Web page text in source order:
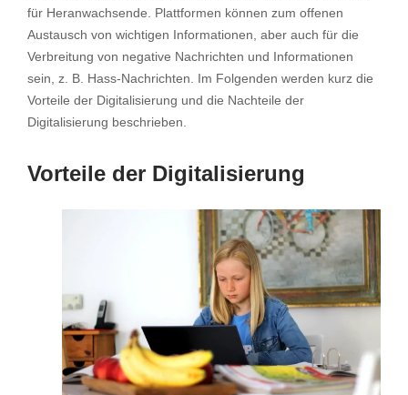
für Heranwachsende. Plattformen können zum offenen
Austausch von wichtigen Informationen, aber auch für die
Verbreitung von negative Nachrichten und Informationen
sein, z. B. Hass-Nachrichten. Im Folgenden werden kurz die
Vorteile der Digitalisierung und die Nachteile der
Digitalisierung beschrieben.
Vorteile der Digitalisierung